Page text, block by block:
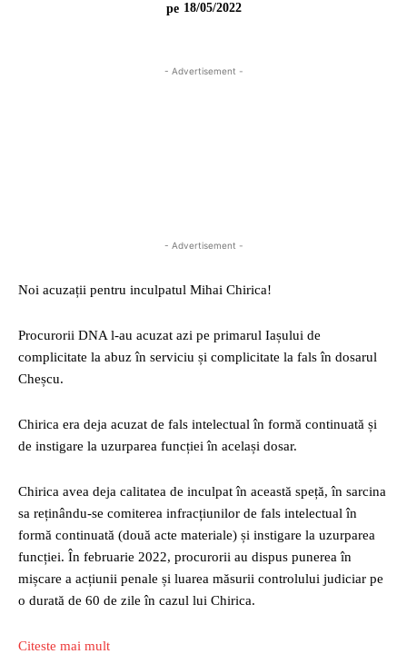
pe 18/05/2022
- Advertisement -
- Advertisement -
Noi acuzații pentru inculpatul Mihai Chirica!
Procurorii DNA l-au acuzat azi pe primarul Iașului de
complicitate la abuz în serviciu și complicitate la fals în dosarul
Cheșcu.
Chirica era deja acuzat de fals intelectual în formă continuată și
de instigare la uzurparea funcției în același dosar.
Chirica avea deja calitatea de inculpat în această speță, în sarcina
sa reținându-se comiterea infracțiunilor de fals intelectual în
formă continuată (două acte materiale) și instigare la uzurparea
funcției. În februarie 2022, procurorii au dispus punerea în
mișcare a acțiunii penale și luarea măsurii controlului judiciar pe
o durată de 60 de zile în cazul lui Chirica.
Citeste mai mult